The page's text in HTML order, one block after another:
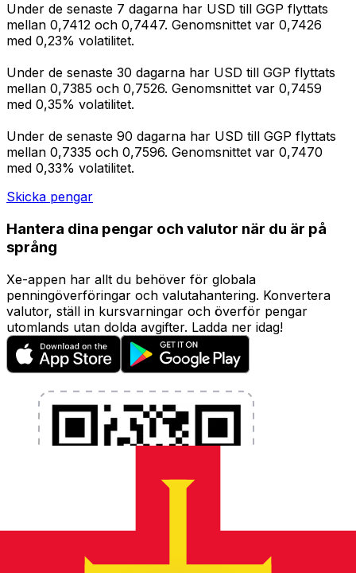
Under de senaste 7 dagarna har USD till GGP flyttats
mellan 0,7412 och 0,7447. Genomsnittet var 0,7426
med 0,23% volatilitet.
Under de senaste 30 dagarna har USD till GGP flyttats
mellan 0,7385 och 0,7526. Genomsnittet var 0,7459
med 0,35% volatilitet.
Under de senaste 90 dagarna har USD till GGP flyttats
mellan 0,7335 och 0,7596. Genomsnittet var 0,7470
med 0,33% volatilitet.
Skicka pengar
Hantera dina pengar och valutor när du är på
språng
Xe-appen har allt du behöver för globala
penningöverföringar och valutahantering. Konvertera
valutor, ställ in kursvarningar och överför pengar
utomlands utan dolda avgifter. Ladda ner idag!